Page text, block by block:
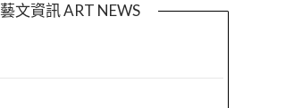
藝文資訊 ART NEWS